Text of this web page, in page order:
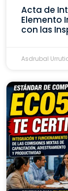
Acta de
Elemento
con las
Asdrubal